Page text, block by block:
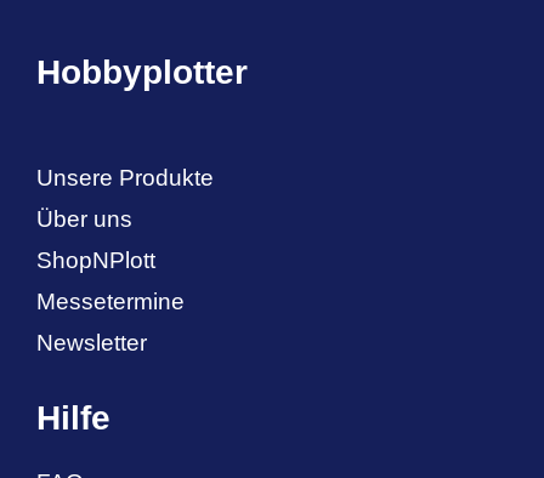
Hobbyplotter
Unsere Produkte
Über uns
ShopNPlott
Messetermine
Newsletter
Hilfe